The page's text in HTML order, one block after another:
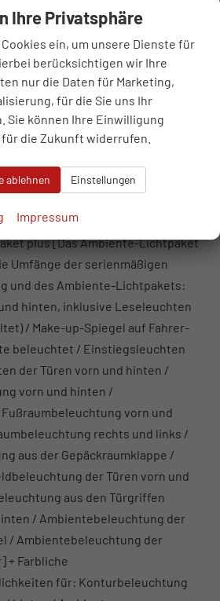
entsprechend der gewählten
Race anthrazit für
Türverkleidungen und
mit Multifunktion,
elektrisch
Interieur
plus [Das Ambiente-Lichtpaket
Umfänge der serienmäßigen
und des Ambiente-Lichtpakets:
hinten, inklusive Leseleuchten
/ Make-up-Spiegel auf Fahrer-
beleuchtet / Einstiegsleuchten
der Türen vorn und hinten /
vorn und hinten /
vorn und
rechts und links /
aus der Gepäckraumklappe /
der Türen vorn und
aus den Türgriffen
/ Ambientebeleuchtung der
/ Ambientebeleuchtung der
+ Farbliche
für: Konturbeleuchtung
Ihre Privatsphäre
ein, um unsere Dienste für
berücksichtigen wir Ihre
nur die Daten für Marketing,
für die Sie uns Ihr
Sie können Ihre Einwilligung
die Zukunft widerrufen.
ablehnen Einstellungen
Impressum